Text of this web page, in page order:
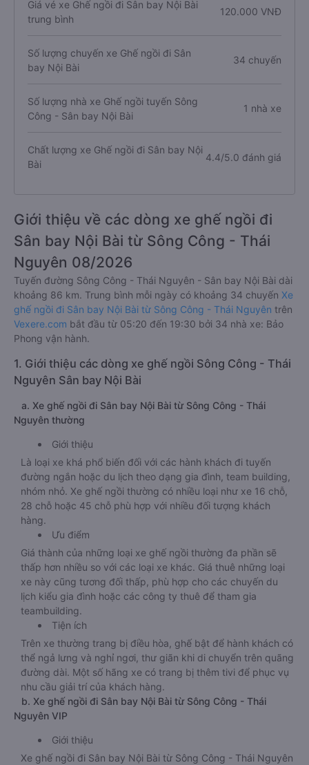
Giá vé xe Ghế ngồi đi Sân bay Nội Bài
trung bình
120.000 VNĐ
Số lượng chuyến xe Ghế ngồi đi Sân
bay Nội Bài
34 chuyến
Số lượng nhà xe Ghế ngồi tuyến Sông
Công - Sân bay Nội Bài
1 nhà xe
Chất lượng xe Ghế ngồi đi Sân bay Nội
Bài
4.4/5.0 đánh giá
Giới thiệu về các dòng xe ghế ngồi đi
Sân bay Nội Bài từ Sông Công - Thái
Nguyên 08/2026
Tuyến đường Sông Công - Thái Nguyên - Sân bay Nội Bài dài
khoảng 86 km. Trung bình mỗi ngày có khoảng 34 chuyến Xe
ghế ngồi đi Sân bay Nội Bài từ Sông Công - Thái Nguyên trên
Vexere.com bắt đầu từ 05:20 đến 19:30 bởi 34 nhà xe: Bảo
Phong vận hành.
1. Giới thiệu các dòng xe ghế ngồi Sông Công - Thái
Nguyên Sân bay Nội Bài
a. Xe ghế ngồi đi Sân bay Nội Bài từ Sông Công - Thái
Nguyên thường
Giới thiệu
Là loại xe khá phổ biến đối với các hành khách đi tuyến
đường ngắn hoặc du lịch theo dạng gia đình, team building,
nhóm nhỏ. Xe ghế ngồi thường có nhiều loại như xe 16 chỗ,
28 chỗ hoặc 45 chỗ phù hợp với nhiều đối tượng khách
hàng.
Ưu điểm
Giá thành của những loại xe ghế ngồi thường đa phần sẽ
thấp hơn nhiều so với các loại xe khác. Giá thuê những loại
xe này cũng tương đối thấp, phù hợp cho các chuyến du
lịch kiểu gia đình hoặc các công ty thuê để tham gia
teambuilding.
Tiện ích
Trên xe thường trang bị điều hòa, ghế bật để hành khách có
thể ngả lưng và nghỉ ngơi, thư giãn khi di chuyển trên quãng
đường dài. Một số hãng xe có trang bị thêm tivi để phục vụ
nhu cầu giải trí của khách hàng.
b. Xe ghế ngồi đi Sân bay Nội Bài từ Sông Công - Thái
Nguyên VIP
Giới thiệu
Xe ghế ngồi đi Sân bay Nội Bài từ Sông Công - Thái Nguyên